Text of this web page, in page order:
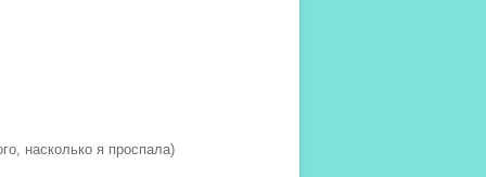
насколько я проспала)